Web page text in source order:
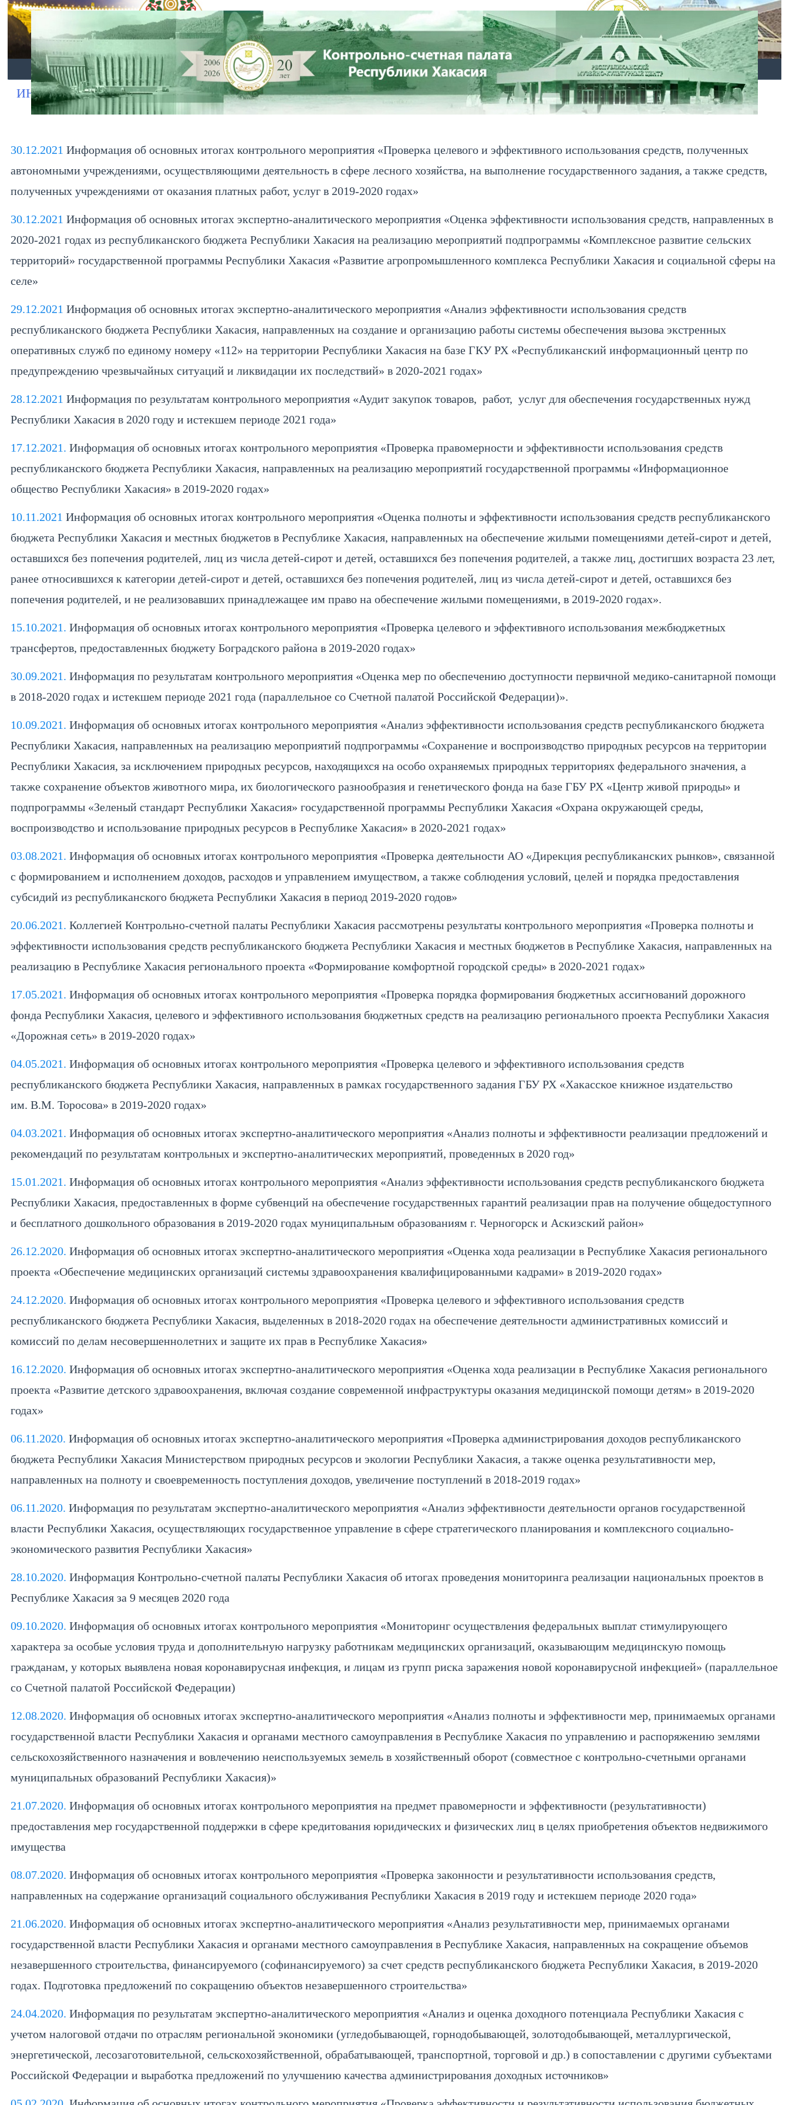
ГЛАВНАЯ О ПАЛАТЕ ДЕЯТЕЛЬНОСТЬ ПРЕСС-ЦЕНТР СОВЕТ КСО РХ КОНТАКТЫ ОТКРЫТЫЕ ДАННЫЕ КАРТА МЕНЮ
ИНФОРМАЦИЯ О ПРОВЕДЕННЫХ МЕРОПРИЯТИЯХ
30.12.2021 Информация об основных итогах контрольного мероприятия «Проверка целевого и эффективного использования средств, полученных
автономными учреждениями, осуществляющими деятельность в сфере лесного хозяйства, на выполнение государственного задания, а также средств,
полученных учреждениями от оказания платных работ, услуг в 2019-2020 годах»
30.12.2021 Информация об основных итогах экспертно-аналитического мероприятия «Оценка эффективности использования средств, направленных в
2020-2021 годах из республиканского бюджета Республики Хакасия на реализацию мероприятий подпрограммы «Комплексное развитие сельских
территорий» государственной программы Республики Хакасия «Развитие агропромышленного комплекса Республики Хакасия и социальной сферы на
селе»
29.12.2021 Информация об основных итогах экспертно-аналитического мероприятия «Анализ эффективности использования средств
республиканского бюджета Республики Хакасия, направленных на создание и организацию работы системы обеспечения вызова экстренных
оперативных служб по единому номеру «112» на территории Республики Хакасия на базе ГКУ РХ «Республиканский информационный центр по
предупреждению чрезвычайных ситуаций и ликвидации их последствий» в 2020-2021 годах»
28.12.2021 Информация по результатам контрольного мероприятия «Аудит закупок товаров, работ, услуг для обеспечения государственных нужд
Республики Хакасия в 2020 году и истекшем периоде 2021 года»
17.12.2021. Информация об основных итогах контрольного мероприятия «Проверка правомерности и эффективности использования средств
республиканского бюджета Республики Хакасия, направленных на реализацию мероприятий государственной программы «Информационное
общество Республики Хакасия» в 2019-2020 годах»
10.11.2021 Информация об основных итогах контрольного мероприятия «Оценка полноты и эффективности использования средств республиканского
бюджета Республики Хакасия и местных бюджетов в Республике Хакасия, направленных на обеспечение жилыми помещениями детей-сирот и детей,
оставшихся без попечения родителей, лиц из числа детей-сирот и детей, оставшихся без попечения родителей, а также лиц, достигших возраста 23 лет,
ранее относившихся к категории детей-сирот и детей, оставшихся без попечения родителей, лиц из числа детей-сирот и детей, оставшихся без
попечения родителей, и не реализовавших принадлежащее им право на обеспечение жилыми помещениями, в 2019-2020 годах».
15.10.2021. Информация об основных итогах контрольного мероприятия «Проверка целевого и эффективного использования межбюджетных
трансфертов, предоставленных бюджету Боградского района в 2019-2020 годах»
30.09.2021. Информация по результатам контрольного мероприятия «Оценка мер по обеспечению доступности первичной медико-санитарной помощи
в 2018-2020 годах и истекшем периоде 2021 года (параллельное со Счетной палатой Российской Федерации)».
10.09.2021.Информация об основных итогах контрольного мероприятия «Анализ эффективности использования средств республиканского бюджета
Республики Хакасия, направленных на реализацию мероприятий подпрограммы «Сохранение и воспроизводство природных ресурсов на территории
Республики Хакасия, за исключением природных ресурсов, находящихся на особо охраняемых природных территориях федерального значения, а
также сохранение объектов животного мира, их биологического разнообразия и генетического фонда на базе ГБУ РХ «Центр живой природы» и
подпрограммы «Зеленый стандарт Республики Хакасия» государственной программы Республики Хакасия «Охрана окружающей среды,
воспроизводство и использование природных ресурсов в Республике Хакасия» в 2020-2021 годах»
03.08.2021. Информация об основных итогах контрольного мероприятия «Проверка деятельности АО «Дирекция республиканских рынков», связанной
с формированием и исполнением доходов, расходов и управлением имуществом, а также соблюдения условий, целей и порядка предоставления
субсидий из республиканского бюджета Республики Хакасия в период 2019-2020 годов»
20.06.2021. Коллегией Контрольно-счетной палаты Республики Хакасия рассмотрены результаты контрольного мероприятия «Проверка полноты и
эффективности использования средств республиканского бюджета Республики Хакасия и местных бюджетов в Республике Хакасия, направленных на
реализацию в Республике Хакасия регионального проекта «Формирование комфортной городской среды» в 2020-2021 годах»
17.05.2021. Информация об основных итогах контрольного мероприятия «Проверка порядка формирования бюджетных ассигнований дорожного
фонда Республики Хакасия, целевого и эффективного использования бюджетных средств на реализацию регионального проекта Республики Хакасия
«Дорожная сеть» в 2019-2020 годах»
04.05.2021. Информация об основных итогах контрольного мероприятия «Проверка целевого и эффективного использования средств
республиканского бюджета Республики Хакасия, направленных в рамках государственного задания ГБУ РХ «Хакасское книжное издательство
им. В.М. Торосова» в 2019-2020 годах»
04.03.2021. Информация об основных итогах экспертно-аналитического мероприятия «Анализ полноты и эффективности реализации предложений и
рекомендаций по результатам контрольных и экспертно-аналитических мероприятий, проведенных в 2020 год»
15.01.2021. Информация об основных итогах контрольного мероприятия «Анализ эффективности использования средств республиканского бюджета
Республики Хакасия, предоставленных в форме субвенций на обеспечение государственных гарантий реализации прав на получение общедоступного
и бесплатного дошкольного образования в 2019-2020 годах муниципальным образованиям г. Черногорск и Аскизский район»
26.12.2020. Информация об основных итогах экспертно-аналитического мероприятия «Оценка хода реализации в Республике Хакасия регионального
проекта «Обеспечение медицинских организаций системы здравоохранения квалифицированными кадрами» в 2019-2020 годах»
24.12.2020. Информация об основных итогах контрольного мероприятия «Проверка целевого и эффективного использования средств
республиканского бюджета Республики Хакасия, выделенных в 2018-2020 годах на обеспечение деятельности административных комиссий и
комиссий по делам несовершеннолетних и защите их прав в Республике Хакасия»
16.12.2020. Информация об основных итогах экспертно-аналитического мероприятия «Оценка хода реализации в Республике Хакасия регионального
проекта «Развитие детского здравоохранения, включая создание современной инфраструктуры оказания медицинской помощи детям» в 2019-2020
годах»
06.11.2020. Информация об основных итогах экспертно-аналитического мероприятия «Проверка администрирования доходов республиканского
бюджета Республики Хакасия Министерством природных ресурсов и экологии Республики Хакасия, а также оценка результативности мер,
направленных на полноту и своевременность поступления доходов, увеличение поступлений в 2018-2019 годах»
06.11.2020. Информация по результатам экспертно-аналитического мероприятия «Анализ эффективности деятельности органов государственной
власти Республики Хакасия, осуществляющих государственное управление в сфере стратегического планирования и комплексного социально-
экономического развития Республики Хакасия»
28.10.2020. Информация Контрольно-счетной палаты Республики Хакасия об итогах проведения мониторинга реализации национальных проектов в
Республике Хакасия за 9 месяцев 2020 года
09.10.2020. Информация об основных итогах контрольного мероприятия «Мониторинг осуществления федеральных выплат стимулирующего
характера за особые условия труда и дополнительную нагрузку работникам медицинских организаций, оказывающим медицинскую помощь
гражданам, у которых выявлена новая коронавирусная инфекция, и лицам из групп риска заражения новой коронавирусной инфекцией» (параллельное
со Счетной палатой Российской Федерации)
12.08.2020. Информация об основных итогах экспертно-аналитического мероприятия «Анализ полноты и эффективности мер, принимаемых органами
государственной власти Республики Хакасия и органами местного самоуправления в Республике Хакасия по управлению и распоряжению землями
сельскохозяйственного назначения и вовлечению неиспользуемых земель в хозяйственный оборот (совместное с контрольно-счетными органами
муниципальных образований Республики Хакасия)»
21.07.2020. Информация об основных итогах контрольного мероприятия на предмет правомерности и эффективности (результативности)
предоставления мер государственной поддержки в сфере кредитования юридических и физических лиц в целях приобретения объектов недвижимого
имущества
08.07.2020. Информация об основных итогах контрольного мероприятия «Проверка законности и результативности использования средств,
направленных на содержание организаций социального обслуживания Республики Хакасия в 2019 году и истекшем периоде 2020 года»
21.06.2020. Информация об основных итогах экспертно-аналитического мероприятия «Анализ результативности мер, принимаемых органами
государственной власти Республики Хакасия и органами местного самоуправления в Республике Хакасия, направленных на сокращение объемов
незавершенного строительства, финансируемого (софинансируемого) за счет средств республиканского бюджета Республики Хакасия, в 2019-2020
годах. Подготовка предложений по сокращению объектов незавершенного строительства»
24.04.2020. Информация по результатам экспертно-аналитического мероприятия «Анализ и оценка доходного потенциала Республики Хакасия с
учетом налоговой отдачи по отраслям региональной экономики (угледобывающей, горнодобывающей, золотодобывающей, металлургической,
энергетической, лесозаготовительной, сельскохозяйственной, обрабатывающей, транспортной, торговой и др.) в сопоставлении с другими субъектами
Российской Федерации и выработка предложений по улучшению качества администрирования доходных источников»